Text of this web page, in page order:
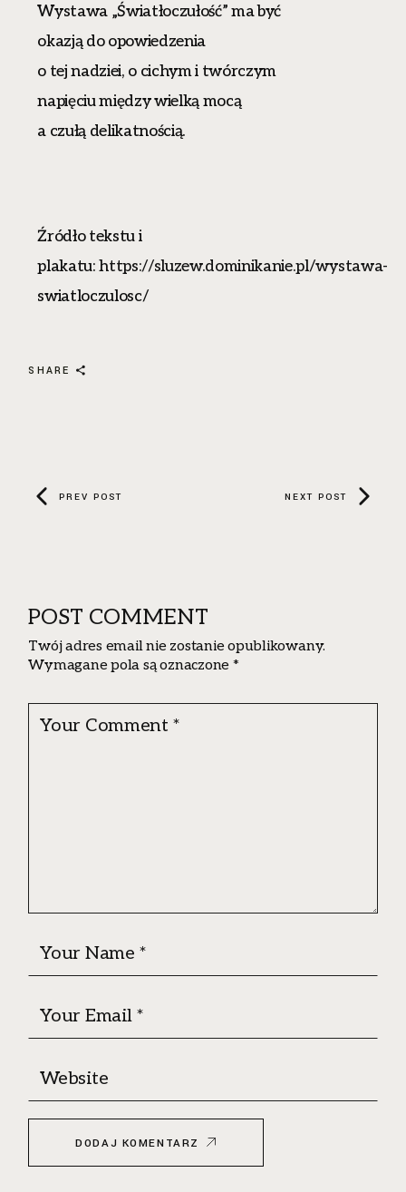
Wystawa „Światłoczułość” ma być
okazją do opowiedzenia
o tej nadziei, o cichym i twórczym
napięciu między wielką mocą
a czułą delikatnością.
Źródło tekstu i
plakatu:https://sluzew.dominikanie.pl/wystawa-
swiatloczulosc/
SHARE
PREV POST NEXT POST
POST COMMENT
Twój adres email nie zostanie opublikowany.
Wymagane pola są oznaczone *
DODAJ KOMENTARZ